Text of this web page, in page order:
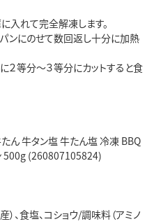
入れて完全解凍します。
ンにのせて数回返し十分に加熱
２等分～３等分にカットすると食
ん 牛タン塩 牛たん塩 冷凍 BBQ
500g (260807105824)
、食塩、コショウ/調味料（アミノ